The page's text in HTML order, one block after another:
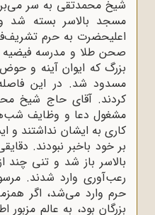
شیخ محمدتقى به سر
مسجد بالاسر بسته شد
اعلیحضرت به حرم
صحن طلا و مدرسه
بزرگ که ایوان آینه و
مسدود شد. در این
کردند. آقاى حاج شیخ
مشغول دعا و وظایف
کارى به ایشان نداشتند و
بر خود باخبر نبودند.
بالاسر باز شد و تنى چند
رعب‌آورى وارد شدند.
حرم وارد مى‌شد، اگر
بزرگان بود، به عالم